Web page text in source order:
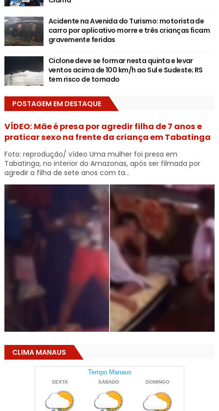
Acidente na Avenida do Turismo: motorista de
carro por aplicativo morre e três crianças ficam
gravemente feridas
Ciclone deve se formar nesta quinta e levar
ventos acima de 100 km/h ao Sul e Sudeste; RS
tem risco de tornado
POSTAGEM EM DESTAQUE
VÍDEO: Mãe é presa por agredir filha de 7 anos e
praticar sexo na frente da criança em Tabatinga
Foto: reprodução/ vídeo Uma mulher foi presa em
Tabatinga, no interior do Amazonas, após ser filmada por
agredir a filha de sete anos com ta...
CLIMA MANAUS